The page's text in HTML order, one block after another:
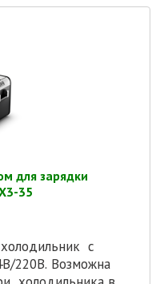
для зарядки
35
с
220В. Возможна